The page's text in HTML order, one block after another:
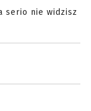
serio nie widzisz